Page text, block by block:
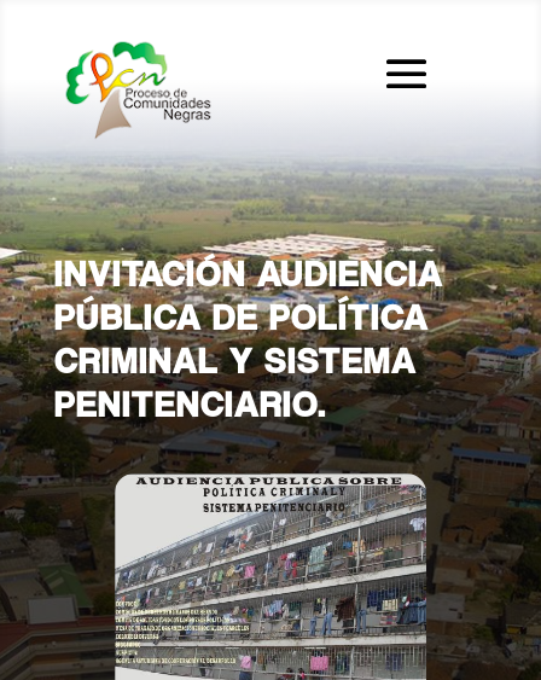
INVITACIÓN AUDIENCIA
PÚBLICA DE POLÍTICA
CRIMINAL Y SISTEMA
PENITENCIARIO.